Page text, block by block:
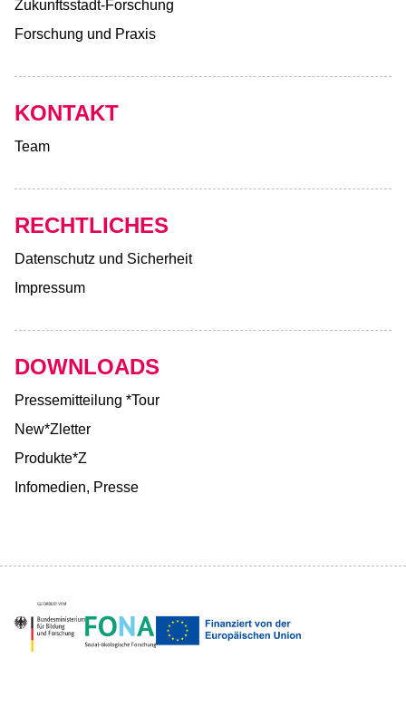
Zukunftsstadt-Forschung
Forschung und Praxis
KONTAKT
Team
RECHTLICHES
Datenschutz und Sicherheit
Impressum
DOWNLOADS
Pressemitteilung *Tour
New*Zletter
Produkte*Z
Infomedien, Presse